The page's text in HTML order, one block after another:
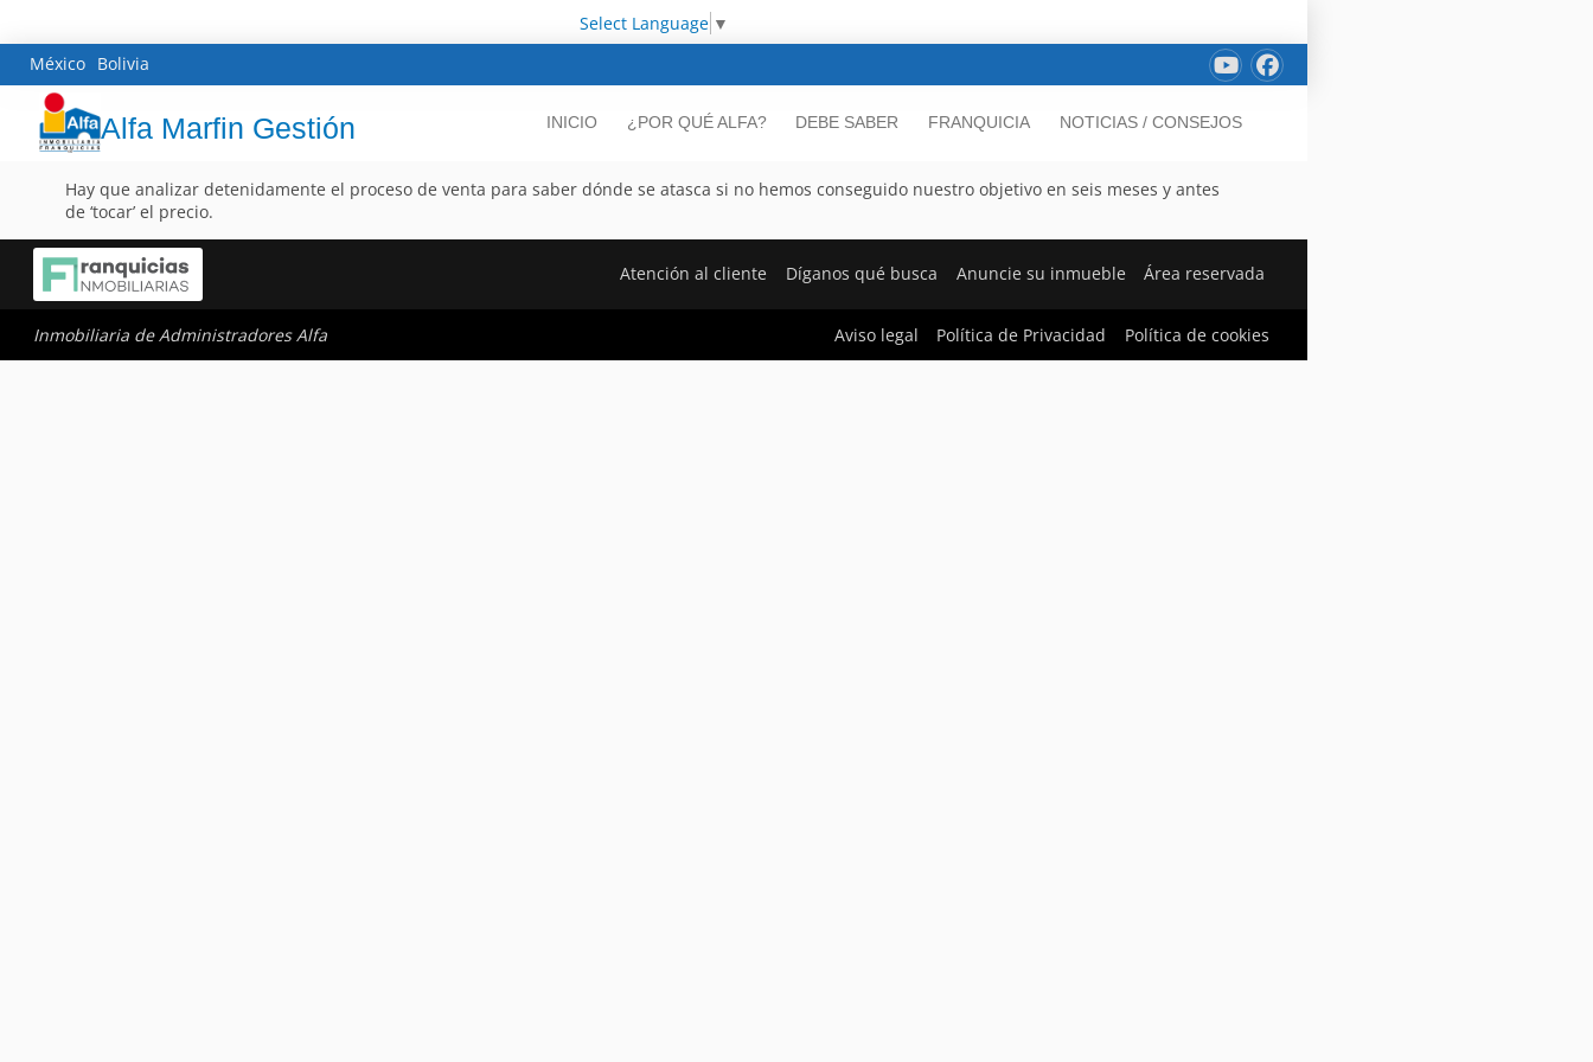
Select Language ▼
México Bolivia
Alfa Marfin Gestión INICIO ¿POR QUÉ ALFA? DEBE SABER FRANQUICIA NOTICIAS / CONSEJOS
Hay que analizar detenidamente el proceso de venta para saber dónde se atasca si no hemos conseguido nuestro objetivo en seis meses y antes
de ‘tocar’ el precio.
Atención al cliente Díganos qué busca Anuncie su inmueble Área reservada
Inmobiliaria de Administradores Alfa Aviso legal Política de Privacidad Política de cookies